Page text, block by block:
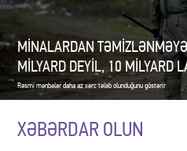
MİNALARDAN
MİLYARD DEYİL, 10 MİLYARD
Rəsmi mənbələr daha az xərc tələb olunduğunu göstərir
XƏBƏRDAR OLUN